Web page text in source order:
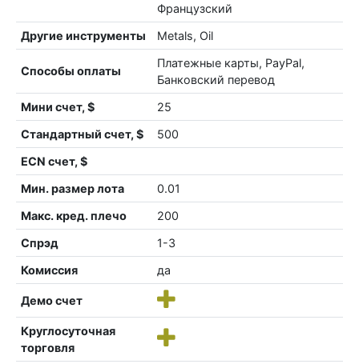
Французский
Другие инструменты
Metals, Oil
Способы оплаты
Платежные карты, PayPal,
Банковский перевод
Мини счет, $
25
Стандартный счет, $
500
ECN счет, $
Мин. размер лота
0.01
Макс. кред. плечо
200
Спрэд
1-3
Комиссия
да
Демо счет
Круглосуточная
торговля